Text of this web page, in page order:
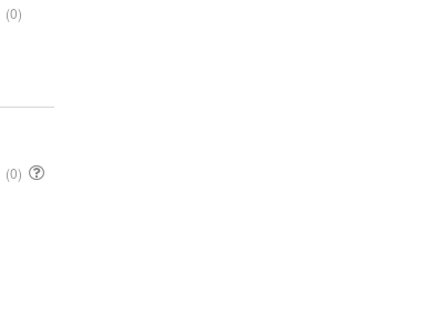
(0)
(0)